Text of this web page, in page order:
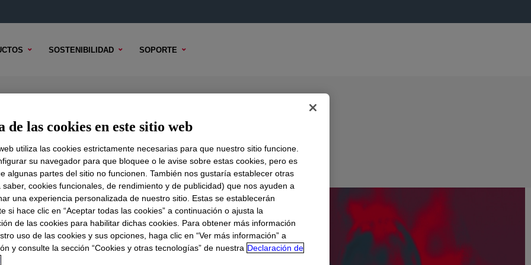
SOSTENIBILIDAD SOPORTE
TÉCNICO OPCIONES DE MUESTRA OPCIONES DE COMPRA
de las cookies en este sitio web
utiliza las cookies estrictamente necesarias para que nuestro sitio funcione.
su navegador para que bloquee o le avise sobre estas cookies, pero es
algunas partes del sitio no funcionen. También nos gustaría establecer otras
saber, cookies funcionales, de rendimiento y de publicidad) que nos ayuden a
una experiencia personalizada de nuestro sitio. Estas se establecerán
si hace clic en “Aceptar todas las cookies” a continuación o ajusta la
de las cookies para habilitar dichas cookies. Para obtener más información
uso de las cookies y sus opciones, haga clic en “Ver más información” a
y consulte la sección “Cookies y otras tecnologías” de nuestra Declaración de